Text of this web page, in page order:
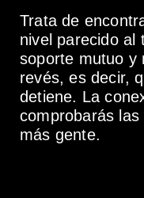
Trata de
nivel parecido al
soporte mutuo y
revés, es decir,
detiene. La
comprobarás
más gente.